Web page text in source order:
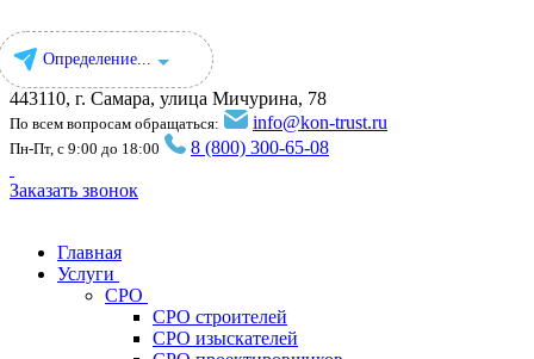
Определение...
443110, г. Самара, улица Мичурина, 78
По всем вопросам обращаться: info@kon-trust.ru
Пн-Пт, с 9:00 до 18:00 8 (800) 300-65-08
Заказать звонок
Главная
Услуги
СРО
СРО строителей
СРО изыскателей